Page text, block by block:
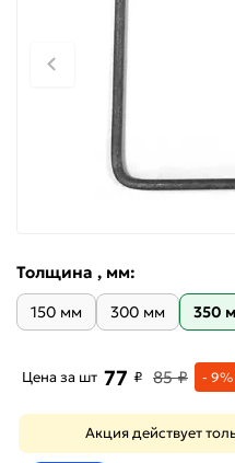
Толщина , мм:
150 мм 300 мм 350
Цена за шт 77 ₽ 85 ₽ - 9%
Акция действует